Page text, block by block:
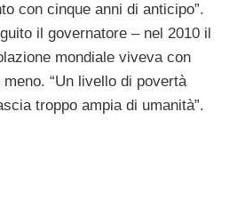
con cinque anni di anticipo”.
il governatore – nel 2010 il
mondiale viveva con
“Un livello di povertà
troppo ampia di umanità”.